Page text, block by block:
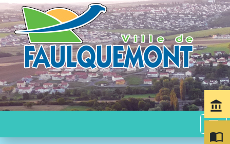
menu
account_balance
import_contacts